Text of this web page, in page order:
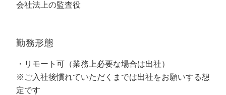
募集要項一覧
会社法上の監査役
勤務形態
リモート可（業務上必要な場合は出社）
※ご入社後慣れていただくまでは出社をお願いする想
定です